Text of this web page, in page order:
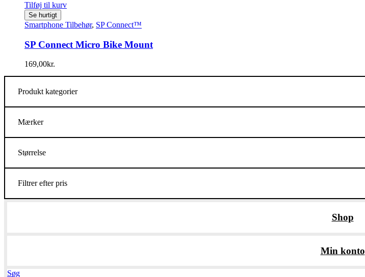
Tilføj til kurv
Se hurtigt
Smartphone Tilbehør, SP Connect™
SP Connect Micro Bike Mount
169,00kr.
Produkt kategorier
Mærker
Størrelse
Filtrer efter pris
Shop
Min konto
Søg